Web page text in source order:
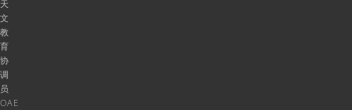
天
文
教
育
协
调
员
OAE